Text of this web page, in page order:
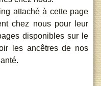
attaché à cette page
chez nous pour leur
disponibles sur le
les ancêtres de nos